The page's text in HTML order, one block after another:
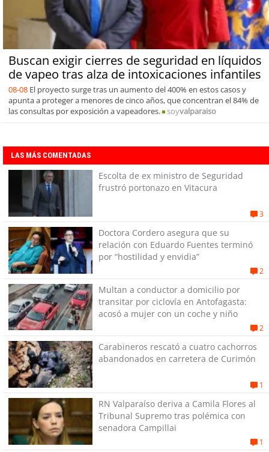
Buscan exigir cierres de seguridad en líquidos
de vapeo tras alza de intoxicaciones infantiles
08-08 El proyecto surge tras un aumento del 400% en estos casos y
apunta a proteger a menores de cinco años, que concentran el 84% de
las consultas por exposición a vapeadores.
soyvalparaiso
LAS MÁS COMENTADAS
Escolta de ex ministro de Seguridad
frustró portonazo en Vitacura
3
Doctora Cordero asegura que su
relación con Eduardo Fuentes terminó
por “hostilidad y envidia”
2
Multan a conductor a domicilio por
transitar por ciclovía en Antofagasta:
acosó a mujer con un coche y niño
2
Carabineros rescató a cuatro cachorros
abandonados en carretera de Curimón
1
RN Valparaíso deriva a Camila Flores al
Tribunal Supremo tras polémica con
senadora Campillai
1